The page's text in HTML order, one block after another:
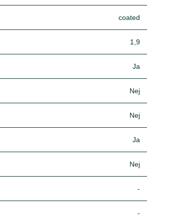
coated
1,9
Ja
Nej
Nej
Ja
Nej
-
-